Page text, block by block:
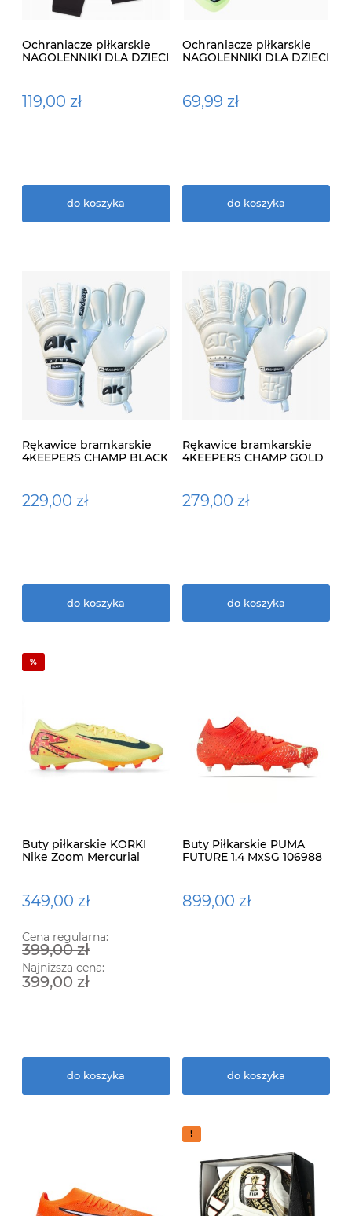
Ochraniacze piłkarskie
NAGOLENNIKI DLA DZIECI
119,00 zł
do koszyka
Ochraniacze piłkarskie
NAGOLENNIKI DLA DZIECI
69,99 zł
do koszyka
Rękawice bramkarskie
4KEEPERS CHAMP BLACK
229,00 zł
do koszyka
Rękawice bramkarskie
4KEEPERS CHAMP GOLD
279,00 zł
do koszyka
Buty piłkarskie KORKI
Nike Zoom Mercurial
349,00 zł
Cena regularna:
399,00 zł
Najniższa cena:
399,00 zł
do koszyka
Buty Piłkarskie PUMA
FUTURE 1.4 MxSG 106988
899,00 zł
do koszyka